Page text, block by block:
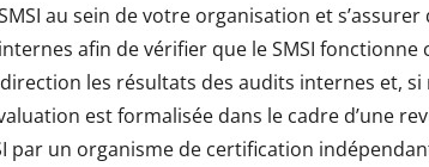
au sein de votre organisation et
afin de vérifier que le SMSI
les résultats des audits internes et,
est formalisée dans le cadre d’une
par un organisme de certification